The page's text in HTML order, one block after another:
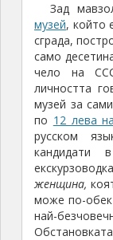
Зад
музей, който
сграда,
само
чело на
личността
музей за
по 12 лева
русском
кандидати
женщина,
може по-
най-